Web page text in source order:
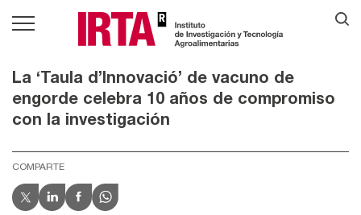
La ‘Taula d’Innovació’ de vacuno de
engorde celebra 10 años de compromiso
con la investigación
COMPARTE